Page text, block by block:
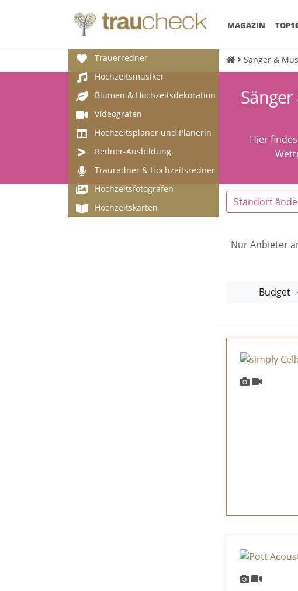
MAGAZIN
Trauerredner
Hochzeitsmusiker
Blumen & Hochzeitsdekoration
Videografen
Hochzeitsplaner und Planerin
Redner-Ausbildung
Trauredner & Hochzeitsredner
Hochzeitsfotografen
Hochzeitskarten
Sänger &
Hier
Standort
Nur Anbieter
Budget